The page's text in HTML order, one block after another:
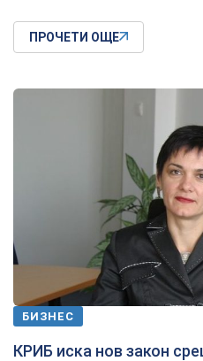
ПРОЧЕТИ ОЩЕ
БИЗНЕС
КРИБ иска нов закон